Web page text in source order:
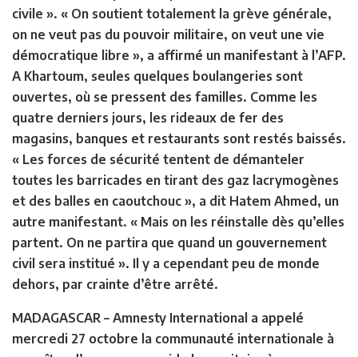
civile ». « On soutient totalement la grève générale,
on ne veut pas du pouvoir militaire, on veut une vie
démocratique libre », a affirmé un manifestant à l’AFP.
A Khartoum, seules quelques boulangeries sont
ouvertes, où se pressent des familles. Comme les
quatre derniers jours, les rideaux de fer des
magasins, banques et restaurants sont restés baissés.
« Les forces de sécurité tentent de démanteler
toutes les barricades en tirant des gaz lacrymogènes
et des balles en caoutchouc », a dit Hatem Ahmed, un
autre manifestant. « Mais on les réinstalle dès qu’elles
partent. On ne partira que quand un gouvernement
civil sera institué ». Il y a cependant peu de monde
dehors, par crainte d’être arrêté.
MADAGASCAR – Amnesty International a appelé
mercredi 27 octobre la communauté internationale à